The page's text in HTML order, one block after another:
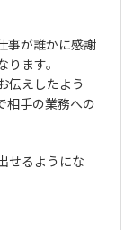
事が誰かに感謝
ます。
伝えしたよう
相手の業務への
せるようにな